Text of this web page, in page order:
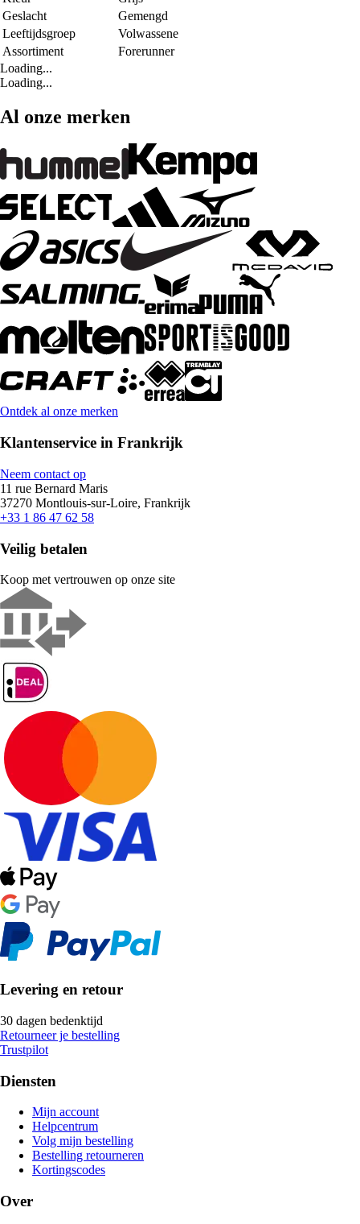
Geslacht
Gemengd
Leeftijdsgroep
Volwassene
Assortiment
Forerunner
Loading...
Loading...
Al onze merken
Ontdek al onze merken
Klantenservice in Frankrijk
Neem contact op
11 rue Bernard Maris
37270 Montlouis-sur-Loire, Frankrijk
+33 1 86 47 62 58
Veilig betalen
Koop met vertrouwen op onze site
Levering en retour
30 dagen bedenktijd
Retourneer je bestelling
Trustpilot
Diensten
Mijn account
Helpcentrum
Volg mijn bestelling
Bestelling retourneren
Kortingscodes
Over